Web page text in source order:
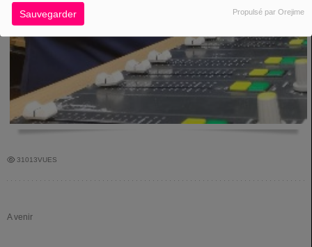
Sauvegarder Propulsé par Orejime
31013VUES
A venir